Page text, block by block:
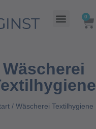
0
Wäscherei
/ Wäscherei Textilhygiene